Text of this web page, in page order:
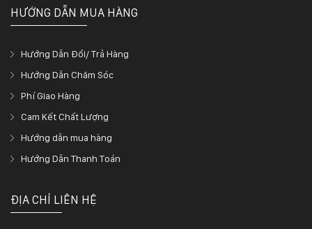
HƯỚNG DẪN MUA HÀNG
Hướng Dẫn Đổi/ Trả Hàng
Hướng Dẫn Chăm Sóc
Phí Giao Hàng
Cam Kết Chất Lượng
Hướng dẫn mua hàng
Hướng Dẫn Thanh Toán
ĐỊA CHỈ LIÊN HỆ